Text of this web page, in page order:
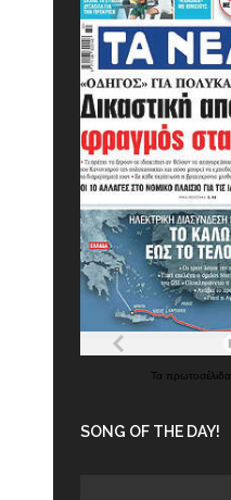
Τα πρωτοσέλιδα
SONG OF THE DAY!